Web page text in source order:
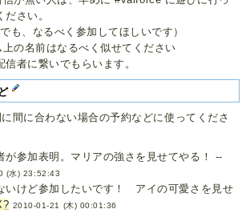
さい。
も、なるべく参加してほしいです）
の名前はなるべく似せてください
者に繋いでもらいます。
間に合わない場合の予約などに使ってくださ
が参加表明。マリアの強さを見せてやる！ --
(水) 23:52:43
いけど参加したいです！ アイの可愛さを見せ
? 2010-01-21 (木) 00:01:36